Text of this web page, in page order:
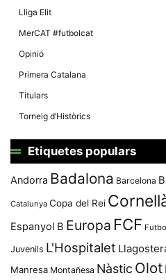
Lliga Elit
MerCAT #futbolcat
Opinió
Primera Catalana
Titulars
Torneig d’Històrics
Etiquetes populars
Andorra Badalona Barcelona
Catalunya Copa del Rei
Espanyol B Europa FCF
Juvenils L'Hospitalet
Manresa Montañesa Nàstic Olot